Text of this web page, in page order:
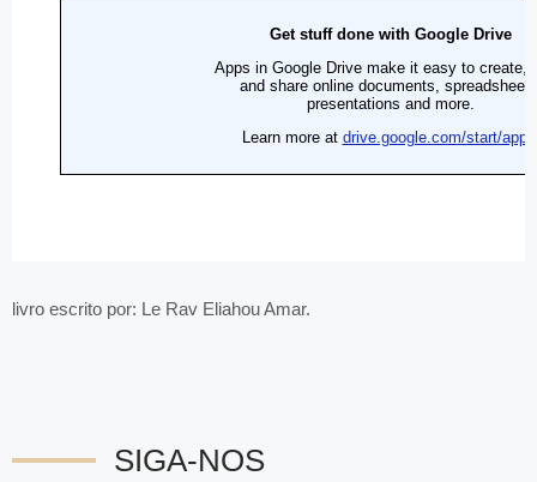
livro escrito por: Le Rav Eliahou Amar.
SIGA-NOS